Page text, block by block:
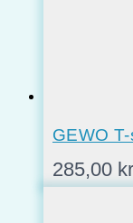
GEWO
285,00